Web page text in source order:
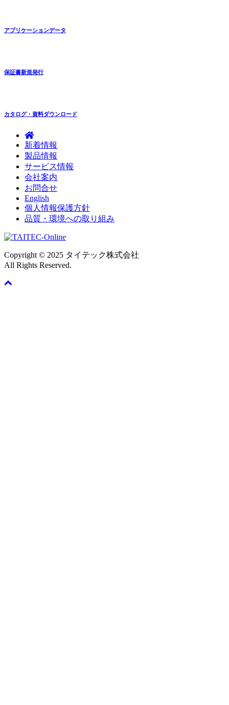
アプリケーションデータ
保証書新規発行
カタログ・資料ダウンロード
新着情報
製品情報
サービス情報
会社案内
お問合せ
English
個人情報保護方針
品質・環境への取り組み
Copyright © 2025 タイテック株式会社
All Rights Reserved.